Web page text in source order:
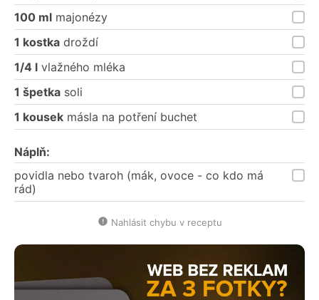
100 ml majonézy
1 kostka droždí
1/4 l vlažného mléka
1 špetka soli
1 kousek másla na potření buchet
Náplň:
povidla nebo tvaroh (mák, ovoce - co kdo má
rád)
Nahlásit chybu v receptu